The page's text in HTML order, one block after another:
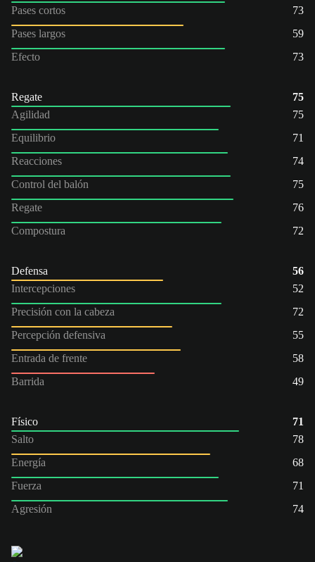
Pases cortos
73
Pases largos
59
Efecto
73
Regate
75
Agilidad
75
Equilibrio
71
Reacciones
74
Control del balón
75
Regate
76
Compostura
72
Defensa
56
Intercepciones
52
Precisión con la cabeza
72
Percepción defensiva
55
Entrada de frente
58
Barrida
49
Físico
71
Salto
78
Energía
68
Fuerza
71
Agresión
74